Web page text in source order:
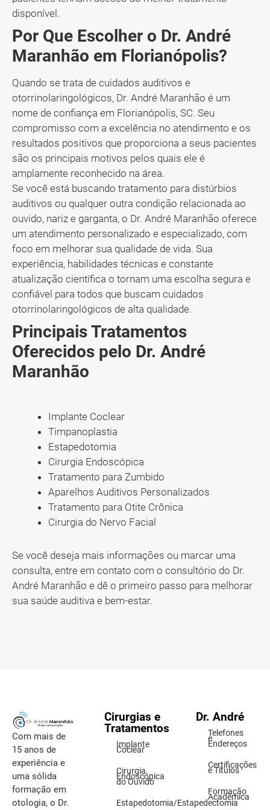
disponível.
Por Que Escolher o Dr. André
Maranhão em Florianópolis?
Quando se trata de cuidados auditivos e
otorrinolaringológicos, Dr. André Maranhão é um
nome de confiança em Florianópolis, SC. Seu
compromisso com a excelência no atendimento e os
resultados positivos que proporciona a seus pacientes
são os principais motivos pelos quais ele é
amplamente reconhecido na área.
Se você está buscando tratamento para distúrbios
auditivos ou qualquer outra condição relacionada ao
ouvido, nariz e garganta, o Dr. André Maranhão oferece
um atendimento personalizado e especializado, com
foco em melhorar sua qualidade de vida. Sua
experiência, habilidades técnicas e constante
atualização científica o tornam uma escolha segura e
confiável para todos que buscam cuidados
otorrinolaringológicos de alta qualidade.
Principais Tratamentos
Oferecidos pelo Dr. André
Maranhão
Implante Coclear
Timpanoplastia
Estapedotomia
Cirurgia Endoscópica
Tratamento para Zumbido
Aparelhos Auditivos Personalizados
Tratamento para Otite Crônica
Cirurgia do Nervo Facial
Se você deseja mais informações ou marcar uma
consulta, entre em contato com o consultório do Dr.
André Maranhão e dê o primeiro passo para melhorar
sua saúde auditiva e bem-estar.
Com mais de
15 anos de
experiência e
uma sólida
formação em
otologia, o Dr.
Cirurgias e
Tratamentos
Implante
Coclear
Cirurgia
Endoscópica
do Ouvido
Estapedotomia/Estapedectomia
Dr. André
Telefones
e
Endereços
Certificações
e Títulos
Formação
Acadêmica